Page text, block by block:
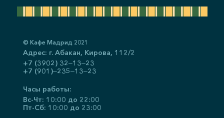
© Кафе Мадрид 2021
Адрес: г. Абакан, ​Кирова, 112/2
+7 (3902) 32‒13‒23
+7 (901)‒235‒13‒23
Часы работы:
Вс-Чт: 10:00 до 22:00
Пт-Сб: 10:00 до 23:00